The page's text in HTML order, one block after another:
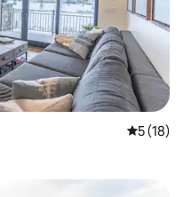
5 de uma
5 (18)